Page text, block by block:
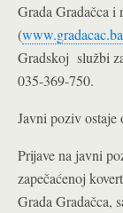
Grada Gradačca i
(www.gradacac.ba
Gradskoj službi
035-369-750.
Javni poziv ostaje
Prijave na javni
zapečaćenoj
Grada Gradačca,